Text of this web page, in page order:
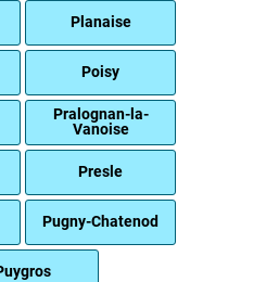
Planaise
Poisy
Pralognan-la-
Vanoise
Presle
Pugny-Chatenod